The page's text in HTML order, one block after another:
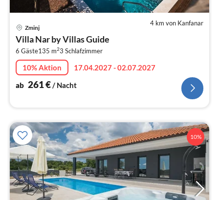
4 km von Kanfanar
Zminj
Villa Nar by Villas Guide
6 Gäste135 m23 Schlafzimmer
10% Aktion
17.04.2027 - 02.07.2027
ab 261€/ Nacht
10%